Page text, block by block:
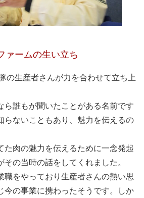
ァームの生い立ち
の生産者さんが力を合わせて立ち上
ら誰もが聞いたことがある名前です
らないこともあり、魅力を伝えるの
た肉の魅力を伝えるために一念発起
の当時の話をしてくれました。
職をやっており生産者さんの熱い思
今の事業に携わったそうです。しか